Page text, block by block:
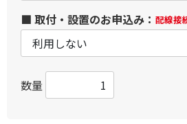
■ 取付・設置のお申込み： 配線接
数量